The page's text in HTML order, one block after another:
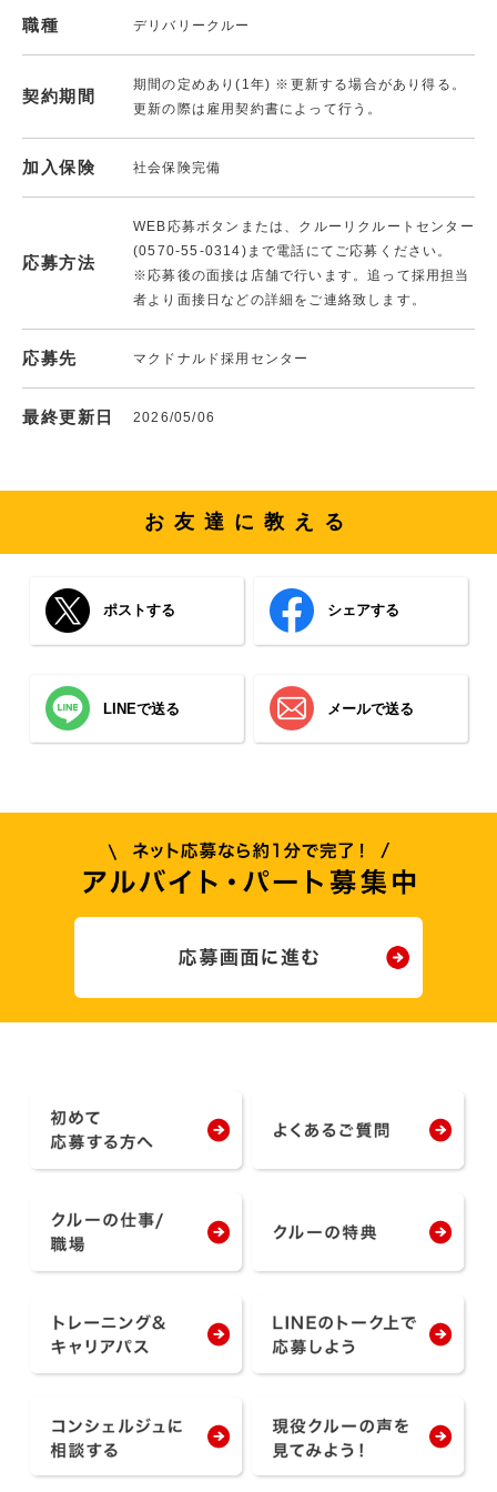
職種 デリバリークルー
契約期間
期間の定めあり(1年) ※更新する場合があり得る。
更新の際は雇用契約書によって行う。
加入保険 社会保険完備
応募方法
WEB応募ボタンまたは、クルーリクルートセンター
(0570-55-0314)まで電話にてご応募ください。
※応募後の面接は店舗で行います。追って採用担当
者より面接日などの詳細をご連絡致します。
応募先 マクドナルド採用センター
最終更新日 2026/05/06
お友達に教える
ポストする シェアする
LINEで送る メールで送る